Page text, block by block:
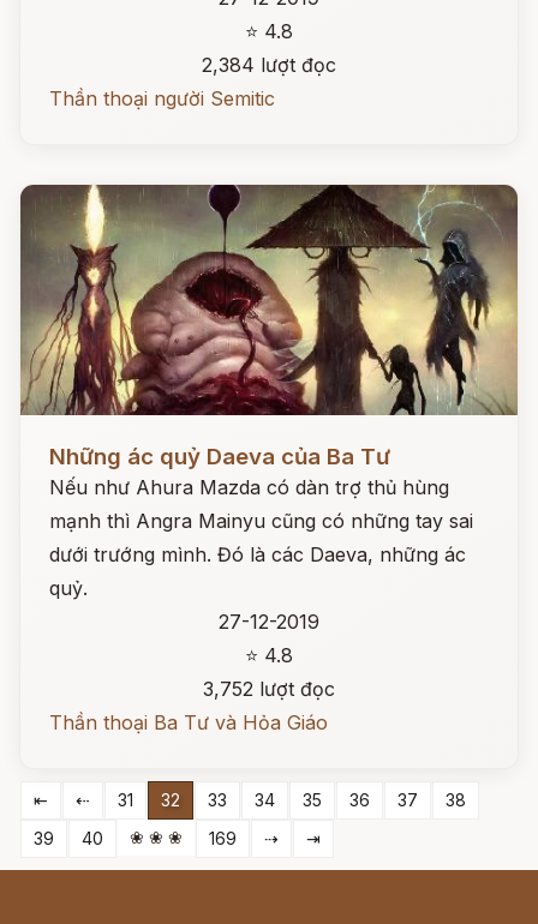
⭐ 4.8
2,384 lượt đọc
Thần thoại người Semitic
Những ác quỷ Daeva của Ba Tư
Nếu như Ahura Mazda có dàn trợ thủ hùng
mạnh thì Angra Mainyu cũng có những tay sai
dưới trướng mình. Đó là các Daeva, những ác
quỷ.
27-12-2019
⭐ 4.8
3,752 lượt đọc
Thần thoại Ba Tư và Hỏa Giáo
⇤ ⇠ 31 32 33 34 35 36 37
38
39
40 ❀ ❀ ❀ 169 ⇢ ⇥